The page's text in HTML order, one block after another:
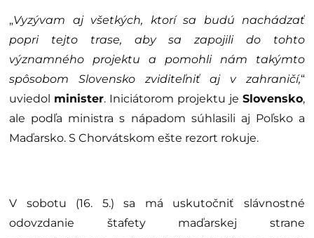
„Vyzývam aj všetkých, ktorí sa budú nachádzať
popri tejto trase, aby sa zapojili do tohto
významného projektu a pomohli nám takýmto
spôsobom Slovensko zviditeľniť aj v zahraničí,“
uviedol minister. Iniciátorom projektu je Slovensko,
ale podľa ministra s nápadom súhlasili aj Poľsko a
Maďarsko. S Chorvátskom ešte rezort rokuje.
V sobotu (16. 5.) sa má uskutočniť slávnostné
odovzdanie štafety maďarskej strane